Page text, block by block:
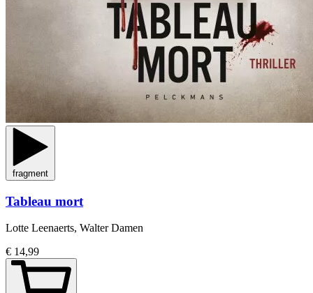
fragment
Tableau mort
Lotte Leenaerts, Walter Damen
€ 14,99